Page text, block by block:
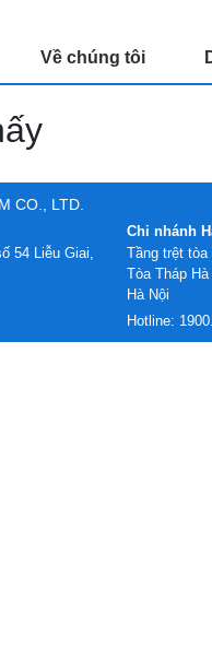
Về chúng tôi
CO., LTD.
54 Liễu Giai,
Chi nhánh
Tầng trệt tòa
Tòa Tháp
Hà Nội
Hotline: